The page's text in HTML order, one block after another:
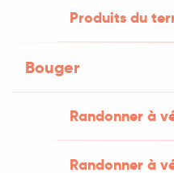
Produits du
Bouger
Randonner à
Randonner à
raffinée,
un espace détente
chauffée, à proximité
du Lot.